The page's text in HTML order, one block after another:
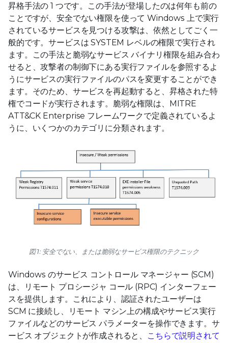
昇格手法の 1 つです。この手法が登場したのは何年も前の
ことですが、安全でない権限を使って Windows 上で実行
されているサービスを見つける攻撃は、依然としてごく一
般的です。サービスは SYSTEM レベルの権限で実行され
ます。この手法と脆弱なサービス バイナリ権限を組み合わ
せると、攻撃者の制御下にある実行ファイルを参照するよ
うにサービスの実行ファイルのパスを変更することができ
ます。そのため、サービスを再起動すると、昇格された特
権でコードが実行されます。脆弱な権限は、MITRE
ATT&CK Enterprise フレームワークで定義されているよ
うに、いくつかのカテゴリに分類されます。
図 1: 安全でない、または脆弱なサービス権限のテクニック
Windows のサービス コントロール マネージャー (SCM)
は、リモート プロシージャ コール (RPC) インターフェー
スを提供します。これにより、認証されたユーザーは
SCM に接続し、リモート マシン上の構成やサービス実行
ファイルなどのサービス パラメーターを操作できます。サ
ービス オブジェクトが作成されると、 こちらで説明されて